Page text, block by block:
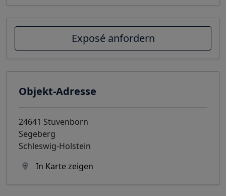
Exposé anfordern
Objekt-Adresse
24641 Stuvenborn
Segeberg
Schleswig-Holstein
In Karte zeigen